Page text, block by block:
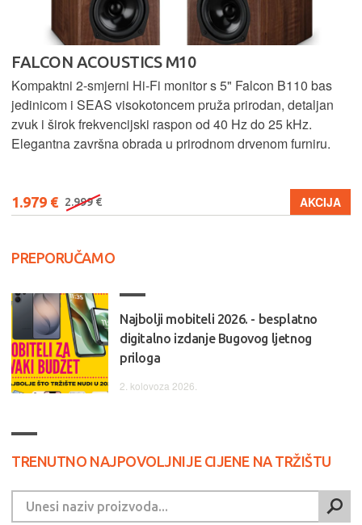
FALCON ACOUSTICS M10
Kompaktni 2-smjerni Hi-Fi monitor s 5" Falcon B110 bas
jedinicom i SEAS visokotoncem pruža prirodan, detaljan
zvuk i širok frekvencijski raspon od 40 Hz do 25 kHz.
Elegantna završna obrada u prirodnom drvenom furniru.
1.979 € 2.999 € AKCIJA
PREPORUČAMO
Najbolji mobiteli 2026. - besplatno
digitalno izdanje Bugovog ljetnog
priloga
2. kolovoza 2026.
TRENUTNO NAJPOVOLJNIJE CIJENE NA TRŽIŠTU